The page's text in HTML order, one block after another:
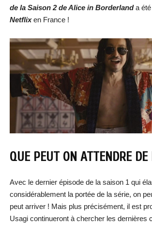
de la Saison 2 de Alice in Borderlanda été
Netflixen France !
QUE PEUT ON ATTENDRE
Avec le dernier épisode de la saison 1 qui
considérablement la portée de la série, on
peut arriver ! Mais plus précisément, il est
Usagi continueront à chercher les dernières